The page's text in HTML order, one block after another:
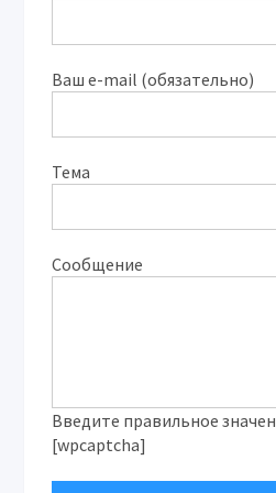
Ваш e-mail (обязательно)
Тема
Сообщение
Введите правильное
[wpcaptcha]